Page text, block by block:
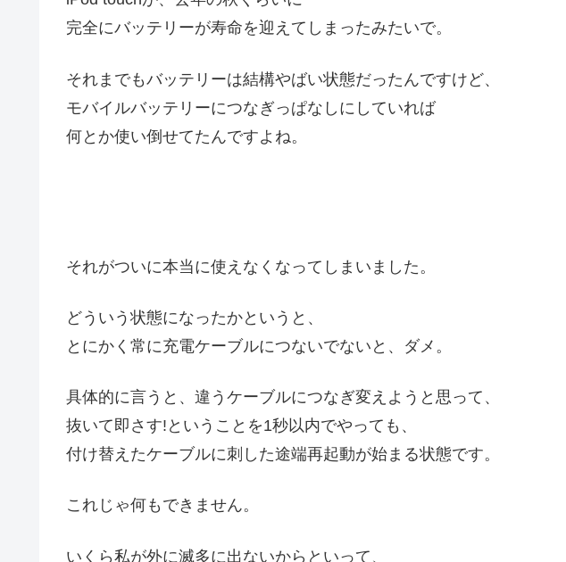
完全にバッテリーが寿命を迎えてしまったみたいで。
それまでもバッテリーは結構やばい状態だったんですけど、
モバイルバッテリーにつなぎっぱなしにしていれば
何とか使い倒せてたんですよね。
それがついに本当に使えなくなってしまいました。
どういう状態になったかというと、
とにかく常に充電ケーブルにつないでないと、ダメ。
具体的に言うと、違うケーブルにつなぎ変えようと思って、
抜いて即さす!ということを1秒以内でやっても、
付け替えたケーブルに刺した途端再起動が始まる状態です。
これじゃ何もできません。
いくら私が外に滅多に出ないからといって、